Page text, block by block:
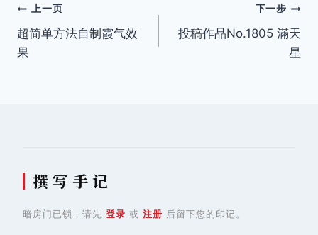
文
章
上一页
超简单方法自制霞气效
果
下一步
投稿作品No.1805 滿天
星
撰 写 手 记
暗房门已锁，请先 登录 或 注册 后留下您的印记。